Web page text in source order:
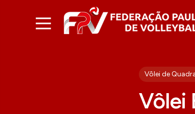
Vôlei de
Vôlei